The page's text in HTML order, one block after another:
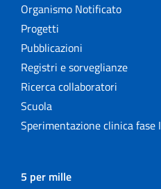
Organismo Notificato
Progetti
Pubblicazioni
Registri e sorveglianze
Ricerca collaboratori
Scuola
Sperimentazione clinica fase I
5 per mille